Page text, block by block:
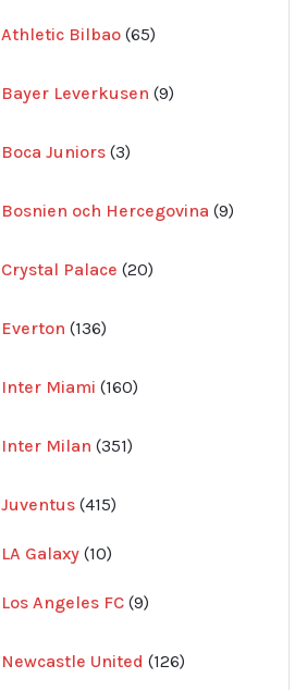
Athletic Bilbao 65
produkter
Bayer Leverkusen 9
produkter
Boca Juniors 3
produkter
Bosnien och Hercegovina 9
produkter
Crystal Palace 20
produkter
Everton 136
produkter
Inter Miami 160
produkter
Inter Milan 351
produkter
Juventus 415
produkter
LA Galaxy 1010
Los Angeles FC 9
produkter
Newcastle United 126
produkter